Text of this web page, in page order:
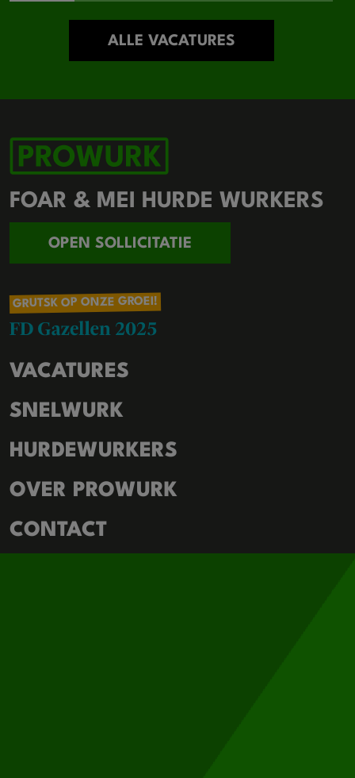
ALLE VACATURES
FOAR & MEI HURDE WURKERS
OPEN SOLLICITATIE
GRUTSK OP ONZE GROEI!
VACATURES
SNELWURK
HURDEWURKERS
OVER PROWURK
CONTACT